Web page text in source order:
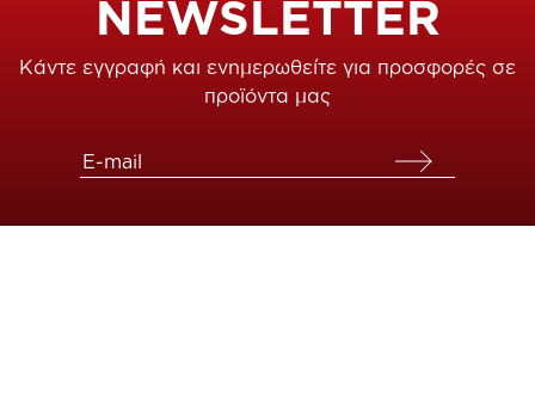
NEWSLETTER
Κάντε εγγραφή και ενημερωθείτε για προσφορές σε
προϊόντα μας